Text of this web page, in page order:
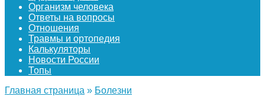
Организм человека
Ответы на вопросы
Отношения
Травмы и ортопедия
Калькуляторы
Новости России
Топы
Главная страница » Болезни